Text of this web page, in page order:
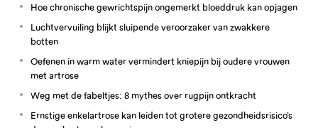
Hoe chronische gewrichtspijn ongemerkt bloeddruk kan opjagen
Luchtvervuiling blijkt sluipende veroorzaker van zwakkere
botten
Oefenen in warm water vermindert kniepijn bij oudere vrouwen
met artrose
Weg met de fabeltjes: 8 mythes over rugpijn ontkracht
Ernstige enkelartrose kan leiden tot grotere gezondheidsrisico’s